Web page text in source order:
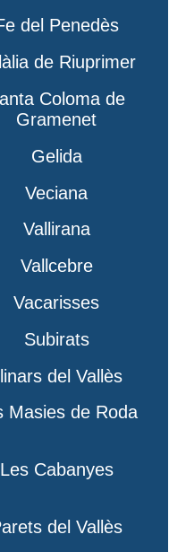
del Penedès
de Riuprimer
Coloma de
Gramenet
Gelida
Veciana
Vallirana
Vallcebre
Vacarisses
Subirats
del Vallès
Masies de Roda
Les Cabanyes
del Vallès